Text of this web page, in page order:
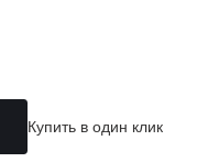
Купить в один клик